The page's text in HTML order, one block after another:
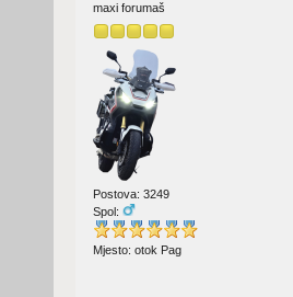
maxi forumaš
Postova: 3249
Spol:
Mjesto: otok Pag